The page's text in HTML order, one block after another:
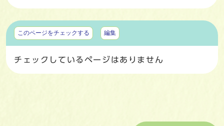
マイページ
このページをチェックする 編集
チェックしているページはありません